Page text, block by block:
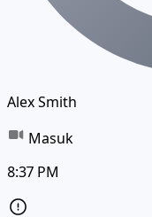
Alex Smith
Masuk
8:37 PM